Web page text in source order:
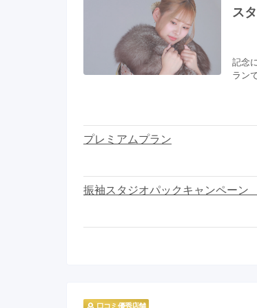
ス
記念
ラン
プレミアムプラン
振袖スタジオパックキャンペーン
口コミ優秀店舗